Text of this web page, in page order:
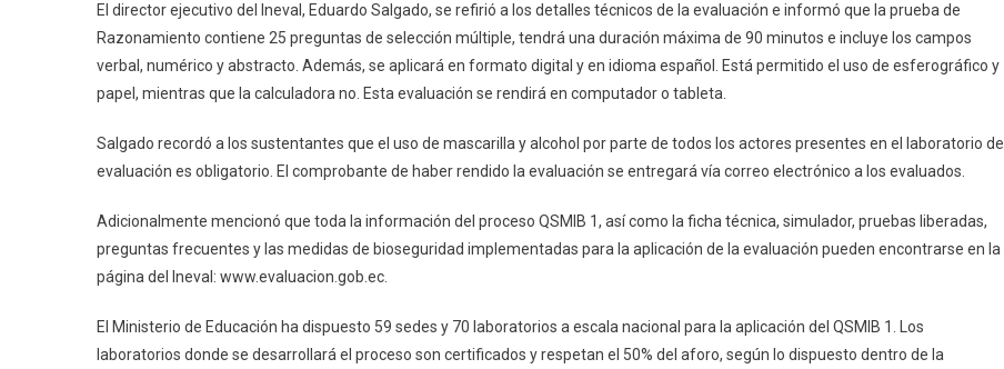
El director ejecutivo del Ineval, Eduardo Salgado, se refirió a los detalles técnicos de la evaluación e informó que la prueba de
Razonamiento contiene 25 preguntas de selección múltiple, tendrá una duración máxima de 90 minutos e incluye los campos
verbal, numérico y abstracto. Además, se aplicará en formato digital y en idioma español. Está permitido el uso de esferográfico y
papel, mientras que la calculadora no. Esta evaluación se rendirá en computador o tableta.
Salgado recordó a los sustentantes que el uso de mascarilla y alcohol por parte de todos los actores presentes en el laboratorio de
evaluación es obligatorio. El comprobante de haber rendido la evaluación se entregará vía correo electrónico a los evaluados.
Adicionalmente mencionó que toda la información del proceso QSMIB 1, así como la ficha técnica, simulador, pruebas liberadas,
preguntas frecuentes y las medidas de bioseguridad implementadas para la aplicación de la evaluación pueden encontrarse en la
página del Ineval: www.evaluacion.gob.ec.
El Ministerio de Educación ha dispuesto 59 sedes y 70 laboratorios a escala nacional para la aplicación del QSMIB 1. Los
laboratorios donde se desarrollará el proceso son certificados y respetan el 50% del aforo, según lo dispuesto dentro de la